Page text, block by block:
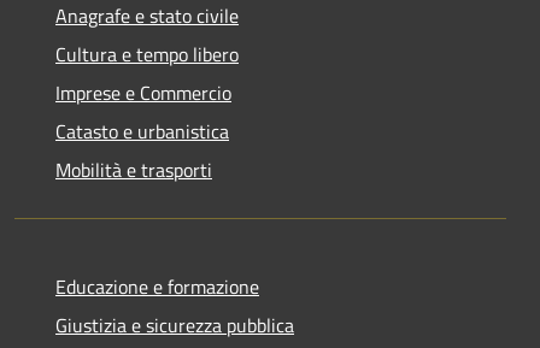
Anagrafe e stato civile
Cultura e tempo libero
Imprese e Commercio
Catasto e urbanistica
Mobilità e trasporti
Educazione e formazione
Giustizia e sicurezza pubblica